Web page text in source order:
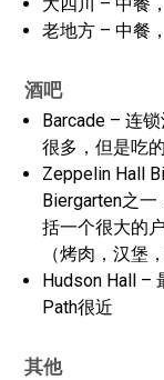
老地方 – 中餐
酒吧
Barcade – 连
很多，但是吃
Zeppelin Hall
Biergarten之
括一个很大的
（烤肉，汉堡
Hudson Hall –
Path很近
其他